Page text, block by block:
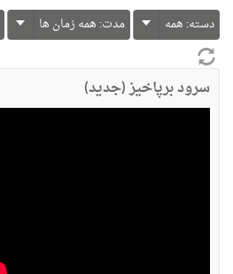
دسته: همه مدت: همه زمان ها
سرود برپاخیز (جدید)